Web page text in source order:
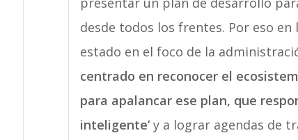
desde todos los frentes. Por eso
estado en el foco de la
centrado en reconocer el
para apalancar ese plan, que
inteligente’y a lograr agendas de